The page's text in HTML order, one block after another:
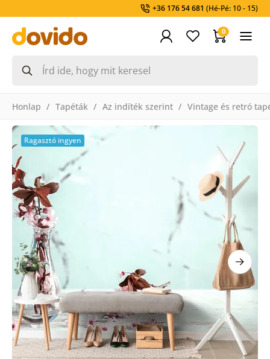
+36 176 54 681 (Hé-Pé: 10 - 15)
0
Honlap Tapéták Az indíték szerint Vintage és retró
Ragasztó ingyen